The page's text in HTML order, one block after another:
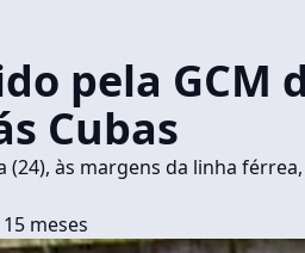
pela GCM
Cubas
às margens da linha
meses